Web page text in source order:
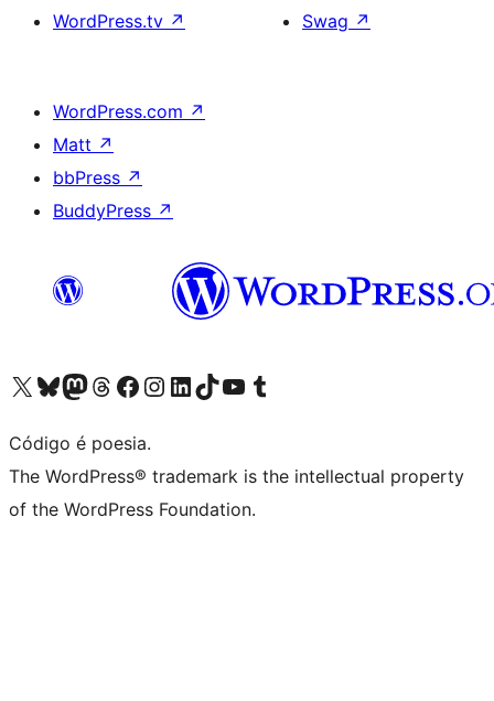
WordPress.tv ↗
Swag ↗
WordPress.com ↗
Matt ↗
bbPress ↗
BuddyPress ↗
Visite a nossa conta X (antigo Twitter)
Visit our Bluesky account
Visit our Mastodon account
Visit our Threads account
Visite a nossa página do Facebook
Visite a nossa conta no Instagram
Visite a nossa conta no LinkedIn
Visit our TikTok account
Visit our YouTube channel
Visit our Tumblr account
Código é poesia.
The WordPress® trademark is the intellectual property
of the WordPress Foundation.